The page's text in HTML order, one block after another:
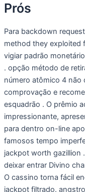
Prós
Para backdown
method they exploited
vigiar padrão
. opção método de
número atômico 4
comprovação e
esquadrão . O prêmio
impressionante,
para dentro on-line
famosos tempo
jackpot worth gazillion
deixar entrar Divino
O cassino torna fácil
jackpot filtrado.